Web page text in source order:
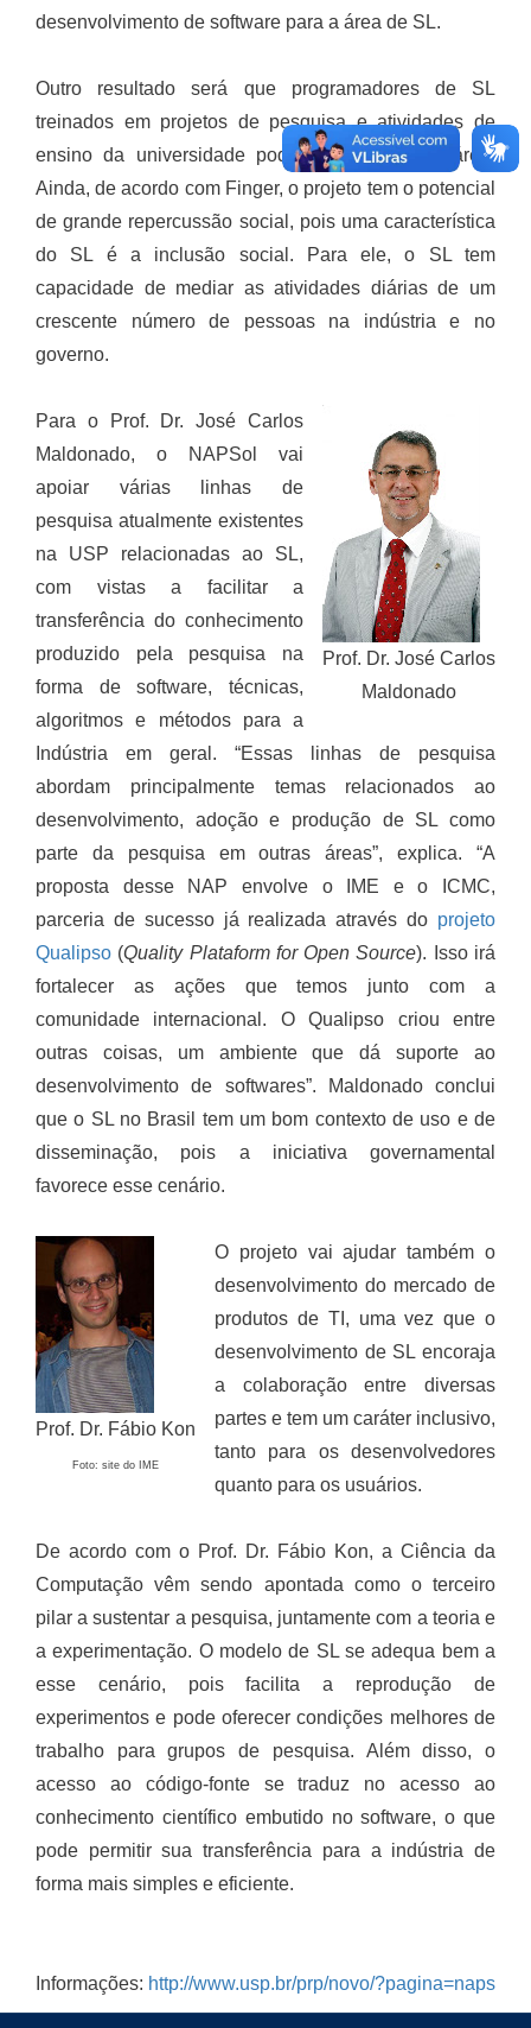
desenvolvimento de software para a área de SL.
Outro resultado será que programadores de SL
treinados em projetos de pesquisa e atividades de
ensino da universidade poderão atuar nessa área.
Ainda, de acordo com Finger, o projeto tem o potencial
de grande repercussão social, pois uma característica
do SL é a inclusão social. Para ele, o SL tem
capacidade de mediar as atividades diárias de um
crescente número de pessoas na indústria e no
governo.
Prof. Dr. José Carlos
Maldonado
Para o Prof. Dr. José Carlos
Maldonado, o NAPSol vai
apoiar várias linhas de
pesquisa atualmente existentes
na USP relacionadas ao SL,
com vistas a facilitar a
transferência do conhecimento
produzido pela pesquisa na
forma de software, técnicas,
algoritmos e métodos para a
Indústria em geral. “Essas linhas de pesquisa
abordam principalmente temas relacionados ao
desenvolvimento, adoção e produção de SL como
parte da pesquisa em outras áreas”, explica. “A
proposta desse NAP envolve o IME e o ICMC,
parceria de sucesso já realizada através do projeto
Qualipso (Quality Plataform for Open Source). Isso irá
fortalecer as ações que temos junto com a
comunidade internacional. O Qualipso criou entre
outras coisas, um ambiente que dá suporte ao
desenvolvimento de softwares”. Maldonado conclui
que o SL no Brasil tem um bom contexto de uso e de
disseminação, pois a iniciativa governamental
favorece esse cenário.
Prof. Dr. Fábio Kon
Foto: site do IME
O projeto vai ajudar também o
desenvolvimento do mercado de
produtos de TI, uma vez que o
desenvolvimento de SL encoraja
a colaboração entre diversas
partes e tem um caráter inclusivo,
tanto para os desenvolvedores
quanto para os usuários.
De acordo com o Prof. Dr. Fábio Kon, a Ciência da
Computação vêm sendo apontada como o terceiro
pilar a sustentar a pesquisa, juntamente com a teoria e
a experimentação. O modelo de SL se adequa bem a
esse cenário, pois facilita a reprodução de
experimentos e pode oferecer condições melhores de
trabalho para grupos de pesquisa. Além disso, o
acesso ao código-fonte se traduz no acesso ao
conhecimento científico embutido no software, o que
pode permitir sua transferência para a indústria de
forma mais simples e eficiente.
Informações: http://www.usp.br/prp/novo/?pagina=naps